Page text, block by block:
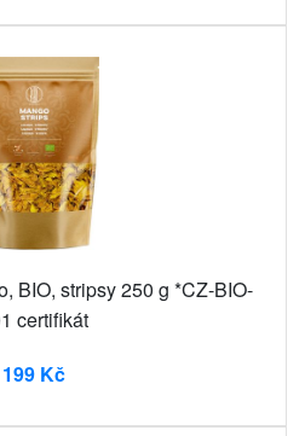
BIO, stripsy 250 g *CZ-BIO-
certifikát
199 Kč